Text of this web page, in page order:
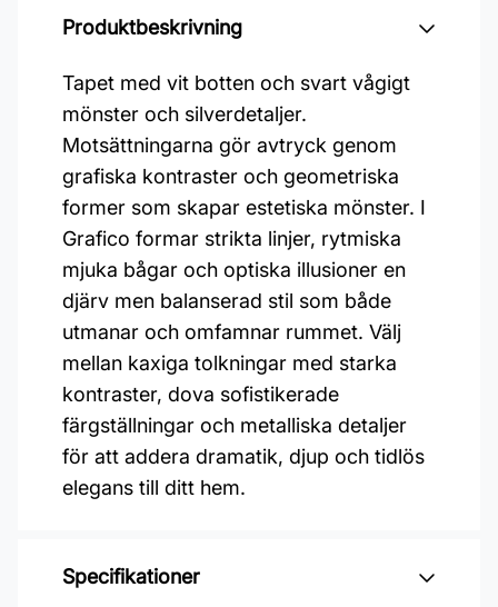
Produktbeskrivning
Tapet med vit botten och svart vågigt
mönster och silverdetaljer.
Motsättningarna gör avtryck genom
grafiska kontraster och geometriska
former som skapar estetiska mönster. I
Grafico formar strikta linjer, rytmiska
mjuka bågar och optiska illusioner en
djärv men balanserad stil som både
utmanar och omfamnar rummet. Välj
mellan kaxiga tolkningar med starka
kontraster, dova sofistikerade
färgställningar och metalliska detaljer
för att addera dramatik, djup och tidlös
elegans till ditt hem.
Specifikationer